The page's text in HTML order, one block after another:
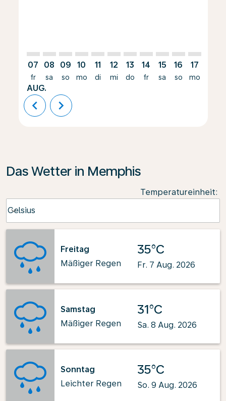
07
fr
AUG.
08
sa
09
so
10
mo
11
di
12
mi
13
do
14
fr
15
sa
16
so
17
mo
chevron_left chevron_right
Das Wetter in Memphis
Temperatureinheit:
Celsius
keyboard_arrow_down
Freitag
Mäßiger Regen
35°C
Fr. 7 Aug. 2026
Samstag
Mäßiger Regen
31°C
Sa. 8 Aug. 2026
Sonntag
Leichter Regen
35°C
So. 9 Aug. 2026